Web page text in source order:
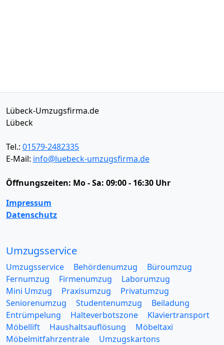
Lübeck-Umzugsfirma.de
Lübeck
Tel.: 01579-2482335
E-Mail: info@luebeck-umzugsfirma.de
Öffnungszeiten: Mo - Sa: 09:00 - 16:30 Uhr
Impressum
Datenschutz
Umzugsservice
Umzugsservice Behördenumzug
Büroumzug
Fernumzug
Firmenumzug
Laborumzug
Mini Umzug
Praxisumzug
Privatumzug
Seniorenumzug
Studentenumzug
Beiladung
Entrümpelung
Halteverbotszone
Klaviertransport
Möbellift
Haushaltsauflösung
Möbeltaxi
Möbelmitfahrzentrale
Umzugskartons